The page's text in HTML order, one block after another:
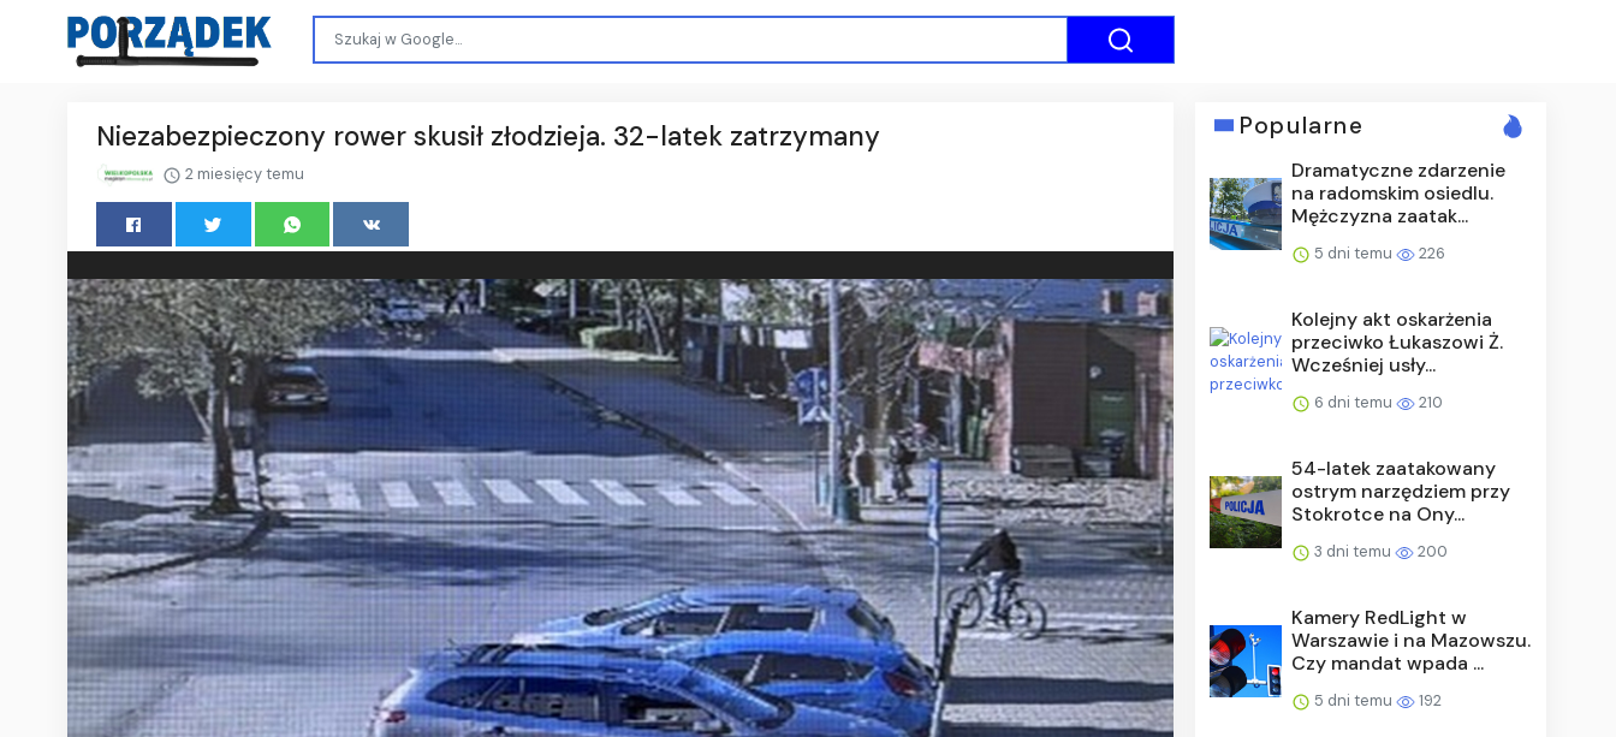
Niezabezpieczony rower skusił złodzieja. 32-latek zatrzymany
2 miesięcy temu
Popularne
Dramatyczne zdarzenie
na radomskim osiedlu.
Mężczyzna zaatak...
5 dni temu 226
Kolejny akt oskarżenia
przeciwko Łukaszowi Ż.
Wcześniej usły...
6 dni temu 210
54-latek zaatakowany
ostrym narzędziem przy
Stokrotce na Ony...
3 dni temu 200
Kamery RedLight w
Warszawie i na Mazowszu.
Czy mandat wpada ...
5 dni temu 192